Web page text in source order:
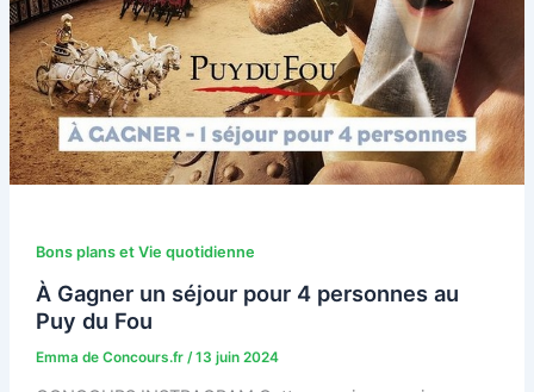
Bons plans et Vie quotidienne
À Gagner un séjour pour 4 personnes au
Puy du Fou
Emma de Concours.fr /13 juin 2024